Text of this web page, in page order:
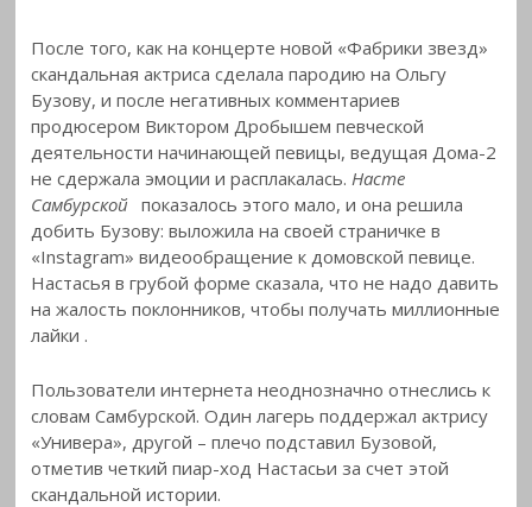
После того, как на концерте новой «Фабрики звезд»
скандальная актриса сделала пародию на Ольгу
Бузову, и после негативных комментариев
продюсером Виктором Дробышем певческой
деятельности начинающей певицы, ведущая Дома-2
не сдержала эмоции и расплакалась. Насте
Самбурской показалось этого мало, и она решила
добить Бузову: выложила на своей страничке в
«Instagram» видеообращение к домовской певице.
Настасья в грубой форме сказала, что не надо давить
на жалость поклонников, чтобы получать миллионные
лайки .
Пользователи интернета неоднозначно отнеслись к
словам Самбурской. Один лагерь поддержал актрису
«Универа», другой – плечо подставил Бузовой,
отметив четкий пиар-ход Настасьи за счет этой
скандальной истории.